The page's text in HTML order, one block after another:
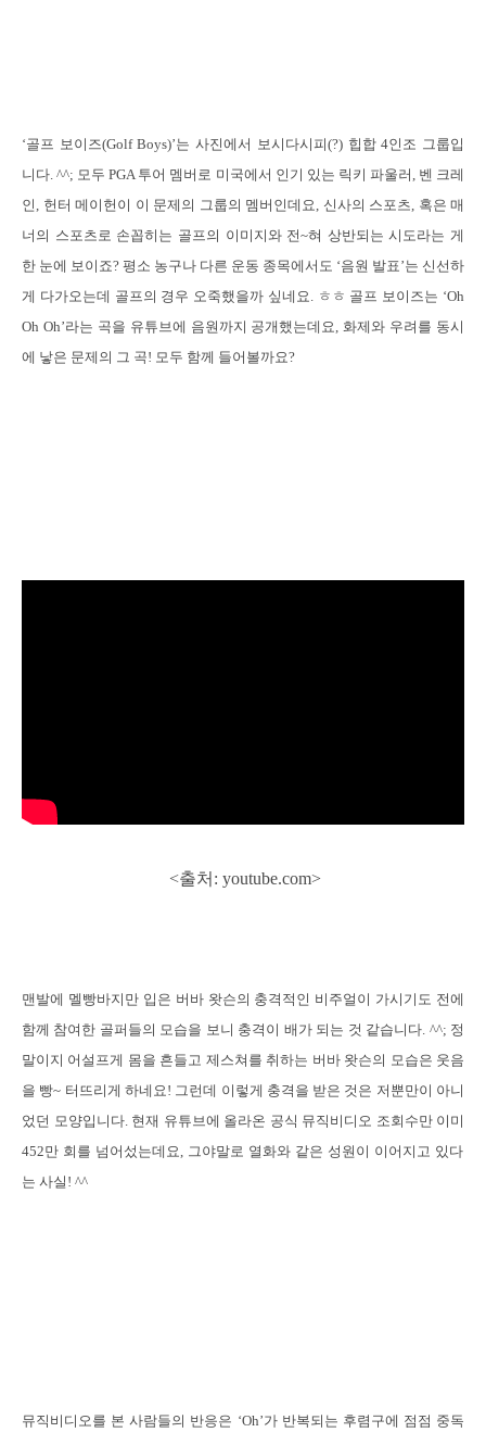
‘골프 보이즈(Golf Boys)’는 사진에서 보시다시피(?) 힙합4인조 그룹입
니다 . ^^; 모두PGA 투어 멤버로 미국에서 인기 있는 릭키 파울러 벤 크레
인
헌터 메이헌이 이 문제의 그룹의 멤버인데요 신사의 스포츠 혹은 매
너의 스포츠로 손꼽히는 골프의 이미지와 전~혀 상반되는 시도라는 게
한 눈에 보이죠? 평소 농구나 다른 운동 종목에서도 ‘음원 발표’는 신선하
게 다가오는데 골프의 경우 오죽했을까 싶네요
ㅎㅎ 골프 보이즈는 ‘Oh
Oh Oh’라는 곡을 유튜브에 음원까지 공개했는데요
화제와 우려를 동시
에 낳은 문제의 그 곡! 모두 함께 들어볼까요?
<출처: youtube.com>
맨발에 멜빵바지만 입은 버바 왓슨의 충격적인 비주얼이 가시기도 전에
함께 참여한 골퍼들의 모습을 보니 충격이 배가 되는 것 같습니다 . ^^; 정
말이지 어설프게 몸을 흔들고 제스쳐를 취하는 버바 왓슨의 모습은 웃음
을 빵~ 터뜨리게 하네요 ! 그런데 이렇게 충격을 받은 것은 저뿐만이 아니
었던 모양입니다. 현재 유튜브에 올라온 공식 뮤직비디오 조회수만 이미
452만 회를 넘어섰는데요
그야말로 열화와 같은 성원이 이어지고 있다
는 사실 ! ^^
뮤직비디오를 본 사람들의 반응은 ‘Oh’가 반복되는 후렴구에 점점 중독